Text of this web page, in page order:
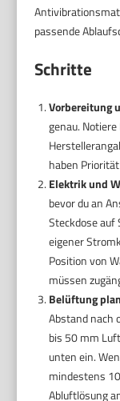
passende
Schritte
Vorbereitung
genau.
haben
Elektrik und
bevor du an
Steckdose auf
eigener
Position von
müssen
Belüftung
Abstand nach
bis 50 mm
unten ein.
mindestens
Abluftlösung